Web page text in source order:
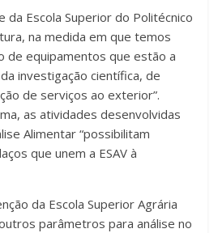
da Escola Superior do Politécnico
na medida em que temos
de equipamentos que estão a
investigação científica, de
de serviços ao exterior”.
as atividades desenvolvidas
Alimentar “possibilitam
que unem a ESAV à
da Escola Superior Agrária
parâmetros para análise no